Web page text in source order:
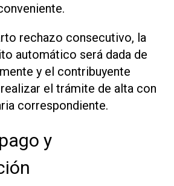
rechazo consecutivo, la
automático será dada de
y el contribuyente
el trámite de alta con
correspondiente.
y